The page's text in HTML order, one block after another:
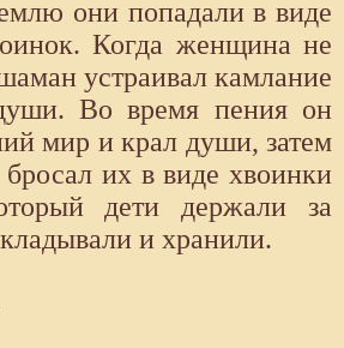
они попадали в виде
Когда женщина не
устраивал камлание
Во время пения он
мир и крал души, затем
их в виде хвоинки
дети держали за
и хранили.